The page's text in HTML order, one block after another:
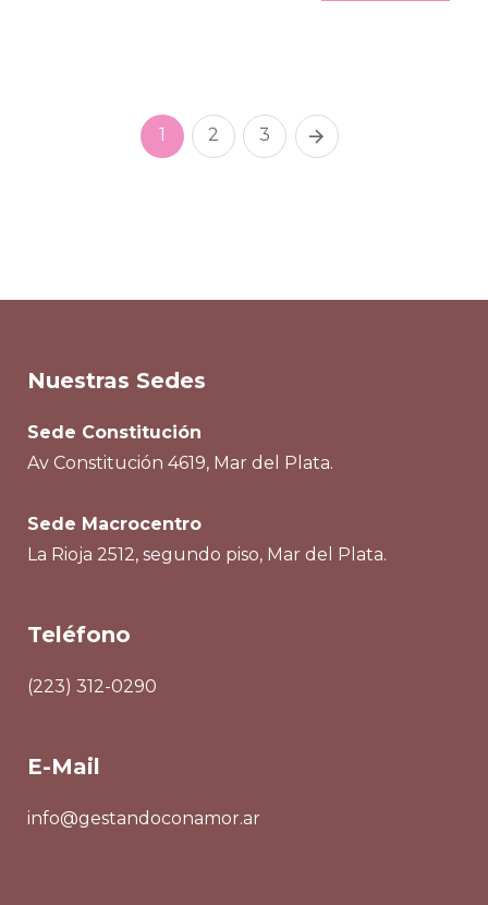
1 2 3
Nuestras Sedes
Sede Constitución
Av Constitución 4619, Mar del Plata.
Sede Macrocentro
La Rioja 2512, segundo piso, Mar del Plata.
Teléfono
(223) 312-0290
E-Mail
info@gestandoconamor.ar